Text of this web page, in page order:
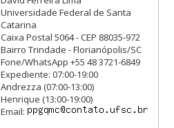
Universidade Federal de Santa
Catarina
Caixa Postal 5064 - CEP 88035-972
Bairro Trindade - Florianópolis/SC
Fone/WhatsApp +55 48 3721-6849
Expediente: 07:00-19:00
Andrezza (07:00-13:00)
Henrique (13:00-19:00)
Email: